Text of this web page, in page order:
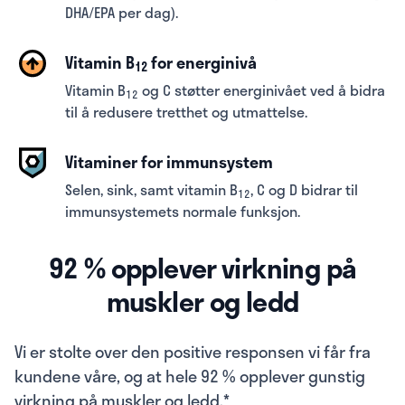
DHA/EPA per dag).
Vitamin B12for energinivå
Vitamin B12 og C støtter energinivået ved å bidra
til å redusere tretthet og utmattelse.
Vitaminer for immunsystem
Selen, sink, samt vitamin B12, C og D bidrar til
immunsystemets normale funksjon.
92 % opplever virkning på
muskler og ledd
Vi er stolte over den positive responsen vi får fra
kundene våre, og at hele 92 % opplever gunstig